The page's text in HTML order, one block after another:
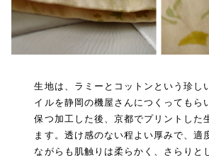
生地は、ラミーとコットンという珍し
イルを静岡の機屋さんにつくってもら
保つ加工した後、京都でプリントした
ます。透け感のない程よい厚みで、適
ながらも肌触りは柔らかく、さらりと